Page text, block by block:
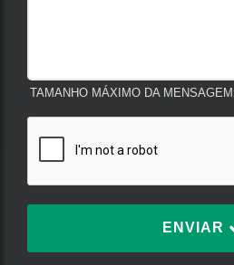
TAMANHO MÁXIMO DA
ENVIAR